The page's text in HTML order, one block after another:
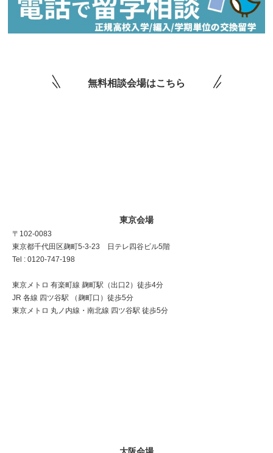
無料相談会場はこちら
東京会場
〒102-0083
東京都千代田区麹町5-3-23 日テレ四谷ビル5階
Tel : 0120-747-198
東京メトロ 有楽町線 麹町駅（出口2）徒歩4分
JR 各線 四ツ谷駅 （麹町口）徒歩5分
東京メトロ 丸ノ内線・南北線 四ツ谷駅 徒歩5分